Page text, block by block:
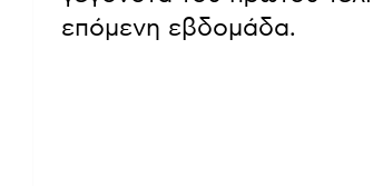
επόμενη εβδομάδα.